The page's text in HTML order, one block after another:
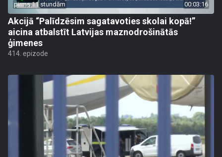
pirms 11 stundām 00:03:16
Akcijā “Palīdzēsim sagatavoties skolai kopā!”
aicina atbalstīt Latvijas maznodrošinātās
ģimenes
414. epizode